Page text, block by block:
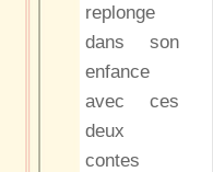
replonge
dans son
enfance
avec ces
deux
contes